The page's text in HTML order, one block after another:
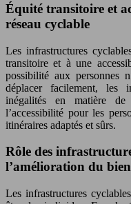
Équité transitoire et
réseau cyclable
Les infrastructures
transitoire et à une
possibilité aux personnes
déplacer facilement, les
inégalités en matière
l’accessibilité pour les
itinéraires adaptés et sûrs.
Rôle des
l’amélioration du
Les infrastructures